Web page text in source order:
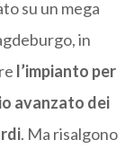
su un mega
in
l’impianto per
avanzato dei
. Ma risalgono